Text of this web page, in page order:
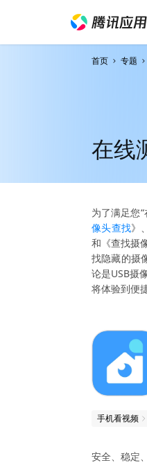
首页 专题
在线
为了满足您
像头查找》
和《查找摄
找隐藏的摄
论是USB摄
将体验到便
手机看视频
安全、稳定